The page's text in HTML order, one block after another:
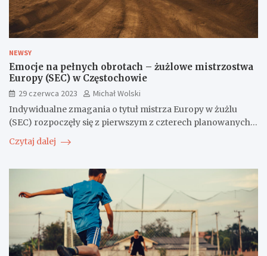
NEWSY
Emocje na pełnych obrotach – żużlowe mistrzostwa
Europy (SEC) w Częstochowie
29 czerwca 2023
Michał Wolski
Indywidualne zmagania o tytuł mistrza Europy w żużlu
(SEC) rozpoczęły się z pierwszym z czterech planowanych…
Czytaj dalej